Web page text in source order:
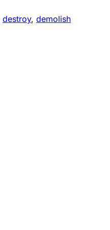
destroy, demolish